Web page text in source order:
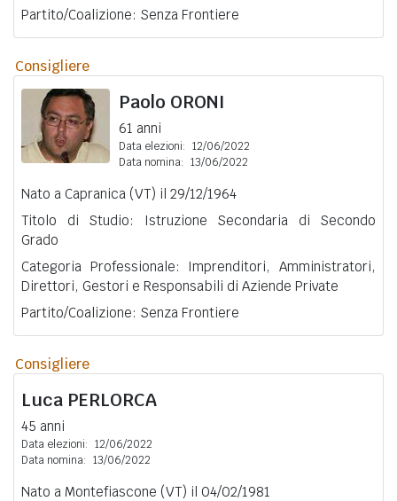
Partito/Coalizione: Senza Frontiere
Consigliere
Paolo ORONI
61 anni
Data elezioni: 12/06/2022
Data nomina: 13/06/2022
Nato a Capranica (VT) il 29/12/1964
Titolo di Studio: Istruzione Secondaria di Secondo
Grado
Categoria Professionale: Imprenditori, Amministratori,
Direttori, Gestori e Responsabili di Aziende Private
Partito/Coalizione: Senza Frontiere
Consigliere
Luca PERLORCA
45 anni
Data elezioni: 12/06/2022
Data nomina: 13/06/2022
Nato a Montefiascone (VT) il 04/02/1981